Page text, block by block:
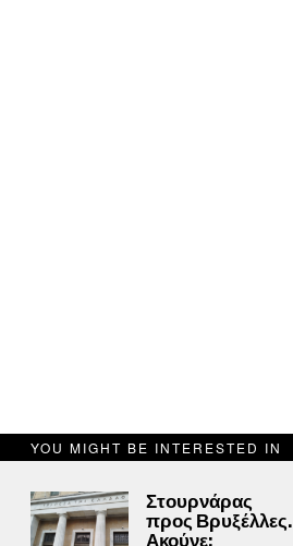
YOU MIGHT BE INTERESTED IN
Στουρνάρας
προς Βρυξέλλες.
Ακούνε;
ΕΠΙΚΟΙΝΩΝΙΑ